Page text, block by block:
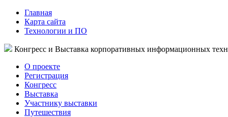
Главная
Карта сайта
Технологии и ПО
Конгресс и Выставка корпоративных информационных
О проекте
Регистрация
Конгресс
Выставка
Участнику выставки
Путешествия